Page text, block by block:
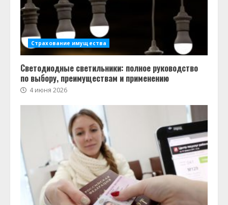
Страхование имущества
Светодиодные светильники: полное руководство
по выбору, преимуществам и применению
4 июня 2026